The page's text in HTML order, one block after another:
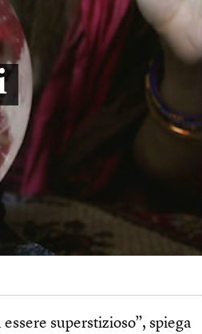
superstizioso”, spiega